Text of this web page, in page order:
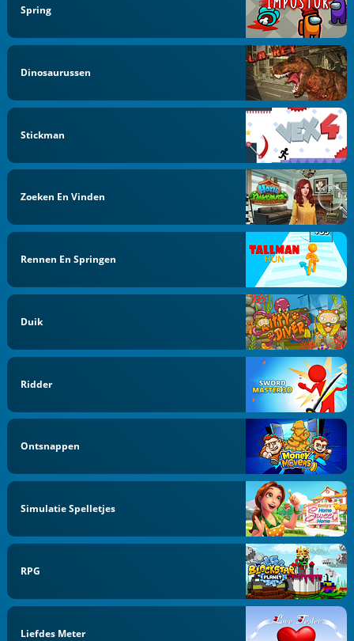
Spring
Dinosaurussen
Stickman
Zoeken En Vinden
Rennen En Springen
Duik
Ridder
Ontsnappen
Simulatie Spelletjes
RPG
Liefdes Meter